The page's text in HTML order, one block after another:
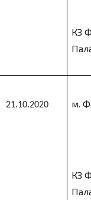
КЗ
21.10.2020 м.
КЗ